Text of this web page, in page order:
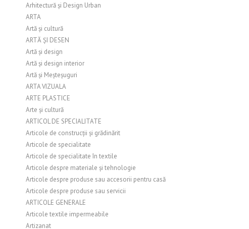
Arhitectură și Design Urban
ARTA
Artă și cultură
ARTĂ ȘI DESEN
Artă și design
Artă și design interior
Artă și Meșteșuguri
ARTA VIZUALA
ARTE PLASTICE
Arte și cultură
ARTICOL DE SPECIALITATE
Articole de construcții și grădinărit
Articole de specialitate
Articole de specialitate în textile
Articole despre materiale și tehnologie
Articole despre produse sau accesorii pentru casă
Articole despre produse sau servicii
ARTICOLE GENERALE
Articole textile impermeabile
Artizanat